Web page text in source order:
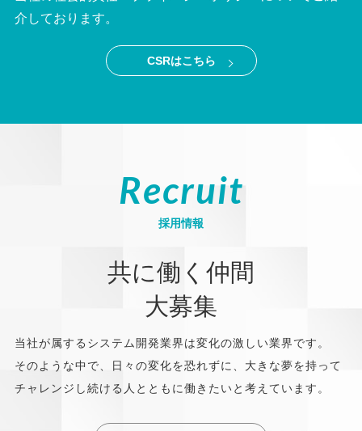
介しております。
CSRはこちら
Recruit
採用情報
共に働く仲間
大募集
当社が属するシステム開発業界は変化の激しい業界です。
そのような中で、日々の変化を恐れずに、大きな夢を持って
チャレンジし続ける人とともに働きたいと考えています。